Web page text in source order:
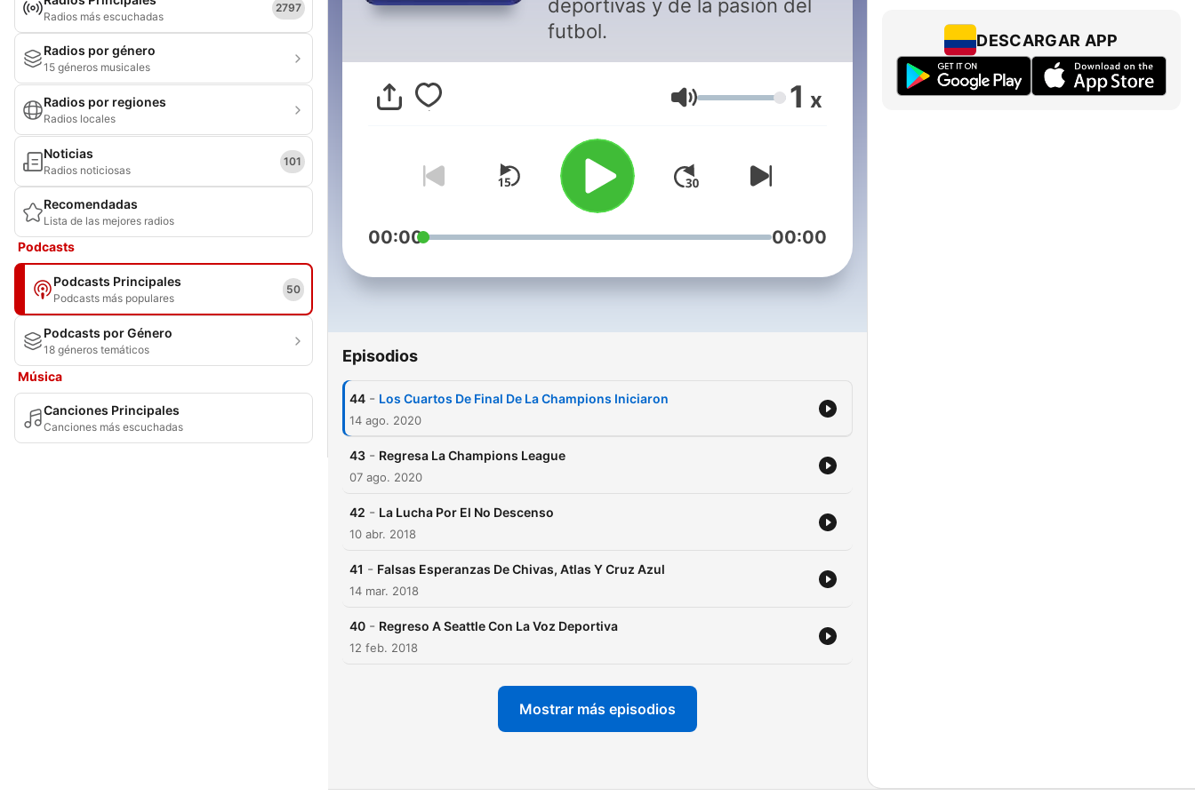
Radios más escuchadas
2797
Radios por género
15 géneros musicales
Radios por regiones
Radios locales
Noticias
Radios noticiosas
101
Recomendadas
Lista de las mejores radios
Podcasts
Podcasts Principales
Podcasts más populares
50
Podcasts por Género
18 géneros temáticos
Música
Canciones Principales
Canciones más escuchadas
deportivas y de la pasión del
futbol.
Volumen 1 x
00:00 00:00
Episodios
44 - Los Cuartos De Final De La Champions Iniciaron
14 ago. 2020
43 - Regresa La Champions League
07 ago. 2020
42 - La Lucha Por El No Descenso
10 abr. 2018
41 - Falsas Esperanzas De Chivas, Atlas Y Cruz Azul
14 mar. 2018
40 - Regreso A Seattle Con La Voz Deportiva
12 feb. 2018
Mostrar más episodios
DESCARGAR APP